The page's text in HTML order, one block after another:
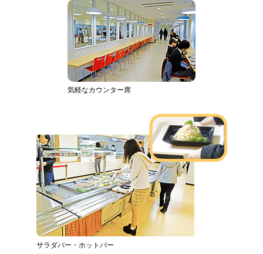
気軽なカウンター席
サラダバー・ホットバー